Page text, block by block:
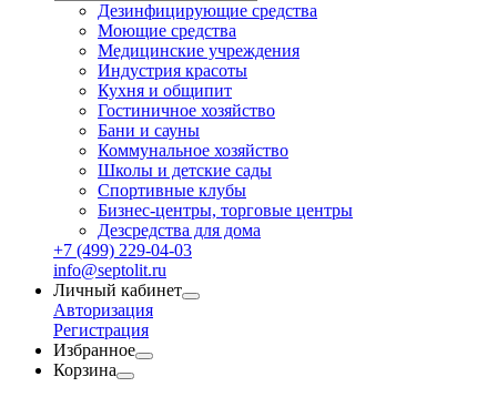
Дезинфицирующие средства
Моющие средства
Медицинские учреждения
Индустрия красоты
Кухня и общипит
Гостиничное хозяйство
Бани и сауны
Коммунальное хозяйство
Школы и детские сады
Спортивные клубы
Бизнес-центры, торговые центры
Дезсредства для дома
+7 (499) 229-04-03
info@septolit.ru
Личный кабинет
Авторизация
Регистрация
Избранное
Корзина